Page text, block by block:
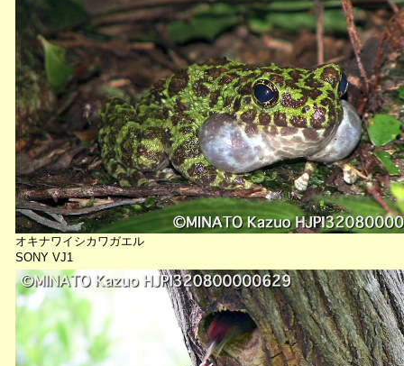
オキナワイシカワガエル
SONY VJ1